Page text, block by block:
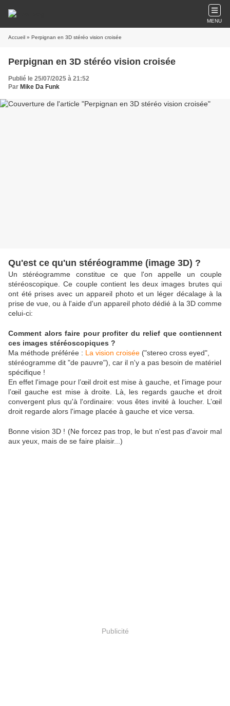
MENU
Accueil » Perpignan en 3D stéréo vision croisée
Perpignan en 3D stéréo vision croisée
Publié le 25/07/2025 à 21:52
Par Mike Da Funk
Qu'est ce qu'un stéréogramme (image 3D) ?
Un stéréogramme constitue ce que l'on appelle un couple
stéréoscopique. Ce couple contient les deux images brutes qui
ont été prises avec un appareil photo et un léger décalage à la
prise de vue, ou à l'aide d'un appareil photo dédié à la 3D comme
celui-ci:
Comment alors faire pour profiter du relief que contiennent
ces images stéréoscopiques ?
Ma méthode préférée : La vision croisée ("stereo cross eyed",
stéréogramme dit "de pauvre"), car il n'y a pas besoin de matériel
spécifique !
En effet l'image pour l’œil droit est mise à gauche, et l'image pour
l’œil gauche est mise à droite. Là, les regards gauche et droit
convergent plus qu'à l'ordinaire: vous êtes invité à loucher. L’œil
droit regarde alors l'image placée à gauche et vice versa.
Bonne vision 3D ! (Ne forcez pas trop, le but n'est pas d'avoir mal
aux yeux, mais de se faire plaisir...)
Publicité